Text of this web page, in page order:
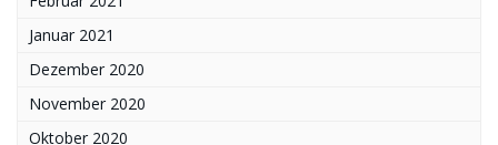
Januar 2021
Dezember 2020
November 2020
Oktober 2020